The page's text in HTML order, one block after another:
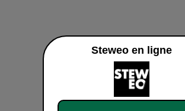
Steweo en ligne